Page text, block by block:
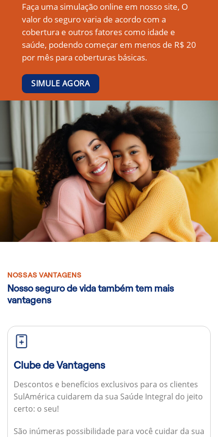
Faça uma simulação online em nosso site, O
valor do seguro varia de acordo com a
cobertura e outros fatores como idade e
saúde, podendo começar em menos de R$ 20
por mês para coberturas básicas.
SIMULE AGORA
NOSSAS VANTAGENS
Nosso seguro de vida também tem mais
vantagens
Clube de Vantagens
Descontos e benefícios exclusivos para os clientes
SulAmérica cuidarem da sua Saúde Integral do jeito
certo: o seu!
São inúmeras possibilidade para você cuidar da sua